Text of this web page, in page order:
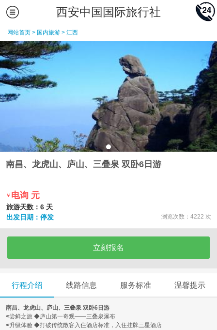
西安中国国际旅行社
网站首页 > 国内旅游 > 江西
南昌、龙虎山、庐山、三叠泉 双卧6日游
￥ 电询 元
旅游天数：6 天
出发日期：停发
浏览次数：4222 次
立刻报名
行程介绍 线路信息 服务标准 温馨提示
南昌、龙虎山、庐山、三叠泉 双卧6 日游
<尝鲜之旅 ◆庐山第一奇观——三叠泉瀑布
<升级体验 ◆打破传统散客入住酒店标准，入住挂牌三星酒店